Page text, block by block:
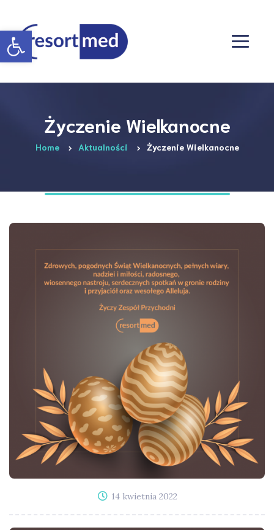
Otwórz pasek narzędzi
Życzenie Wielkanocne
Home Aktualności Życzenie Wielkanocne
14 kwietnia 2022